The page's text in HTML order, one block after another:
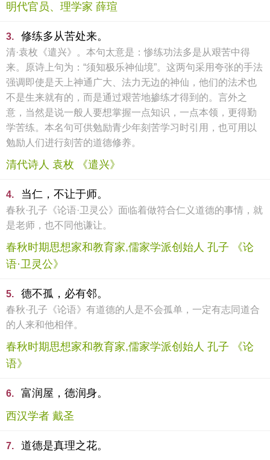
明代官员、理学家 薛瑄
3. 修练多从苦处来。
清·袁枚《遣兴》。本句太意是：惨练功法多是从艰苦中得
来。原诗上句为：“须知极乐神仙境”。这两句采用夸张的手法
强调即使是天上神通广大、法力无边的神仙，他们的法术也
不是生来就有的，而是通过艰苦地掺练才得到的。言外之
意，当然是说一般人要想掌握一点知识，一点本领，更得勤
学苦练。本名句可供勉励青少年刻苦学习时引用，也可用以
勉励人们进行刻苦的道德修养。
清代诗人 袁枚 《遣兴》
4. 当仁，不让于师。
春秋·孔子《论语·卫灵公》面临着做符合仁义道德的事情，就
是老师，也不同他谦让。
春秋时期思想家和教育家,儒家学派创始人 孔子 《论
语·卫灵公》
5. 德不孤，必有邻。
春秋·孔子《论语》有道德的人是不会孤单，一定有志同道合
的人来和他相伴。
春秋时期思想家和教育家,儒家学派创始人 孔子 《论
语》
6.
富润屋，德润身。
西汉学者 戴圣
7.
道德是真理之花。